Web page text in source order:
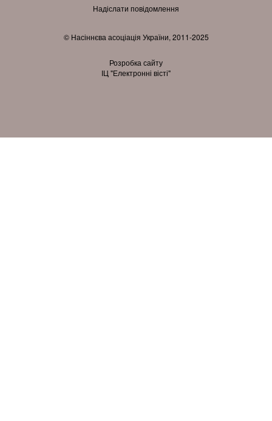
Надіслати повідомлення
© Насіннєва асоціація України, 2011-2025
Розробка сайту
ІЦ "Електронні вісті"